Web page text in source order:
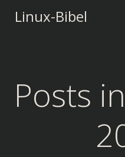
Linux-Bibel
Posts